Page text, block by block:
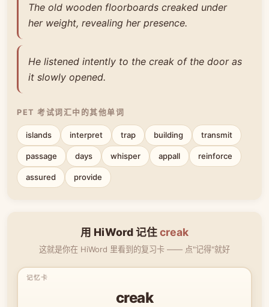
The old wooden floorboards creaked under
her weight, revealing her presence.
He listened intently to the creak of the door as
it slowly opened.
PET 考试词汇中的其他单词
islands interpret trap building transmit
passage days whisper appall reinforce
assured provide
用 HiWord 记住creak
这就是你在 HiWord 里看到的复习卡 —— 点"记得"就好
creak